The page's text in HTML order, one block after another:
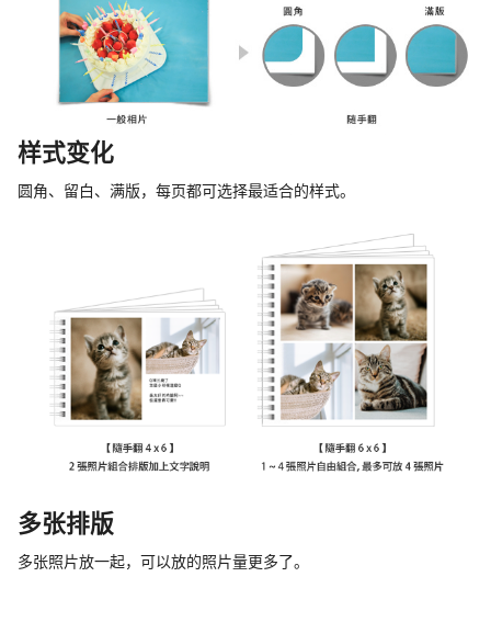
样式变化
圆角、留白、满版，每页都可选择最适合的样式。
多张排版
多张照片放一起，可以放的照片量更多了。